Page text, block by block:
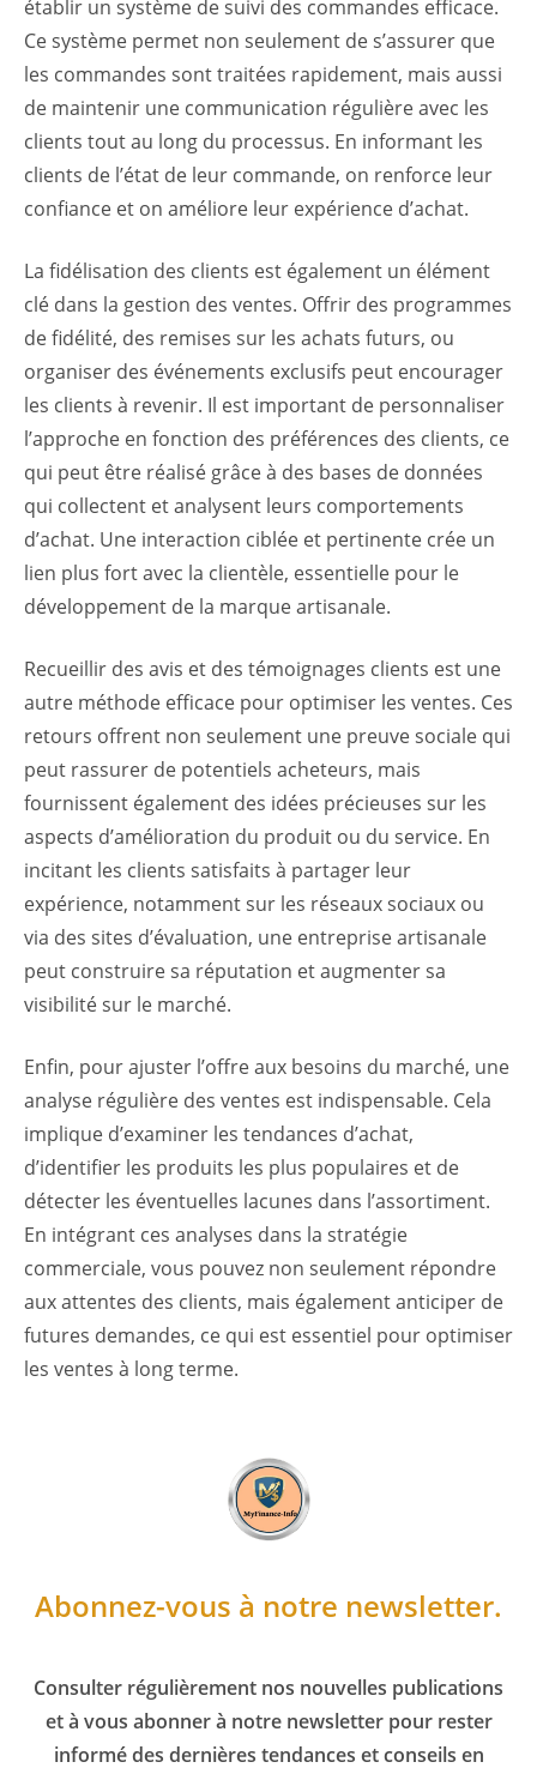
établir un système de suivi des commandes efficace.
Ce système permet non seulement de s’assurer que
les commandes sont traitées rapidement, mais aussi
de maintenir une communication régulière avec les
clients tout au long du processus. En informant les
clients de l’état de leur commande, on renforce leur
confiance et on améliore leur expérience d’achat.
La fidélisation des clients est également un élément
clé dans la gestion des ventes. Offrir des programmes
de fidélité, des remises sur les achats futurs, ou
organiser des événements exclusifs peut encourager
les clients à revenir. Il est important de personnaliser
l’approche en fonction des préférences des clients, ce
qui peut être réalisé grâce à des bases de données
qui collectent et analysent leurs comportements
d’achat. Une interaction ciblée et pertinente crée un
lien plus fort avec la clientèle, essentielle pour le
développement de la marque artisanale.
Recueillir des avis et des témoignages clients est une
autre méthode efficace pour optimiser les ventes. Ces
retours offrent non seulement une preuve sociale qui
peut rassurer de potentiels acheteurs, mais
fournissent également des idées précieuses sur les
aspects d’amélioration du produit ou du service. En
incitant les clients satisfaits à partager leur
expérience, notamment sur les réseaux sociaux ou
via des sites d’évaluation, une entreprise artisanale
peut construire sa réputation et augmenter sa
visibilité sur le marché.
Enfin, pour ajuster l’offre aux besoins du marché, une
analyse régulière des ventes est indispensable. Cela
implique d’examiner les tendances d’achat,
d’identifier les produits les plus populaires et de
détecter les éventuelles lacunes dans l’assortiment.
En intégrant ces analyses dans la stratégie
commerciale, vous pouvez non seulement répondre
aux attentes des clients, mais également anticiper de
futures demandes, ce qui est essentiel pour optimiser
les ventes à long terme.
Abonnez-vous à notre newsletter.
Consulter régulièrement nos nouvelles publications
et à vous abonner à notre newsletter pour rester
informé des dernières tendances et conseils en